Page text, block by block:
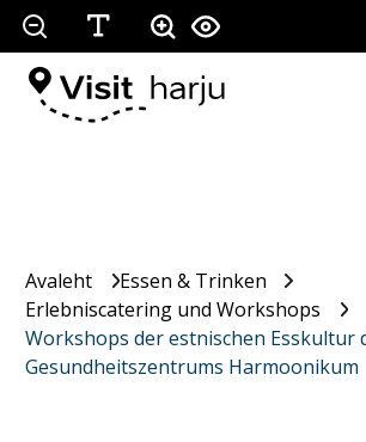
Avaleht
Essen & Trinken
Erlebniscatering und Workshops
Workshops der estnischen Esskultur
Gesundheitszentrums Harmoonikum